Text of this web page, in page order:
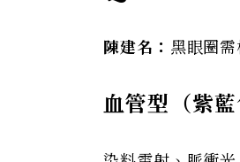
陳建名： 黑眼圈
血管型（紫藍